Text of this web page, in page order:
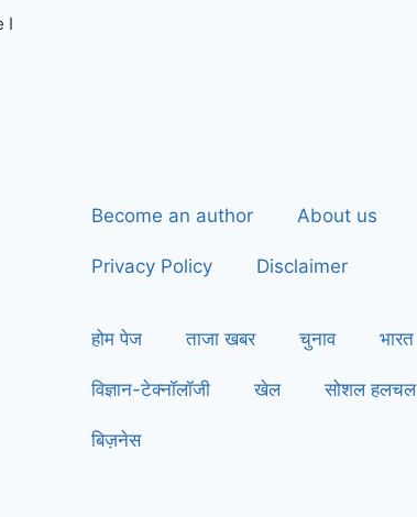
I
Become an author About us
Privacy Policy Disclaimer
होम पेज ताजा खबर चुनाव भारत
विज्ञान-टेक्नॉलॉजी खेल सोशल हलचल
बिज़नेस